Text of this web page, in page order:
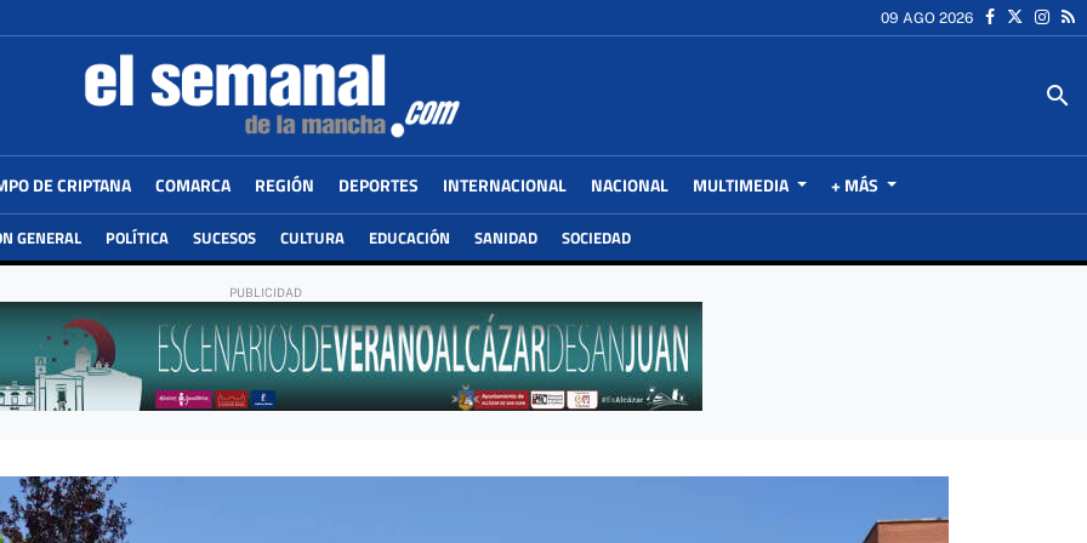
09 AGO 2026
search
DE CRIPTANA COMARCA REGIÓN DEPORTES INTERNACIONAL NACIONAL MULTIMEDIA + MÁS
GENERAL POLÍTICA SUCESOS CULTURA EDUCACIÓN SANIDAD SOCIEDAD